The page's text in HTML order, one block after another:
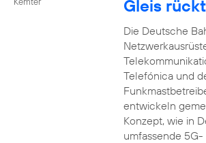
Gleis
Die Deutsche
Telefónica und
entwickeln
Konzept, wie in
umfassende 5G-